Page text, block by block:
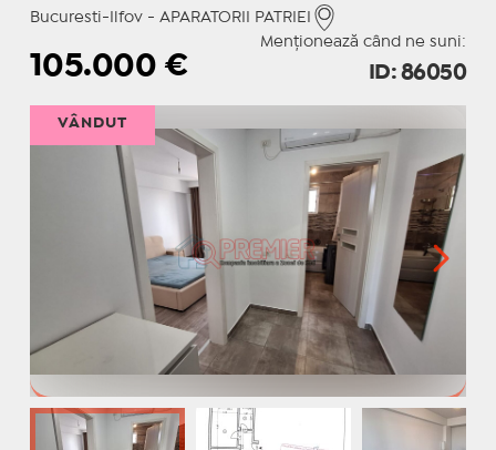
Bucuresti-Ilfov - APARATORII PATRIEI
Menționează când ne suni:
105.000 € ID: 86050
VÂNDUT